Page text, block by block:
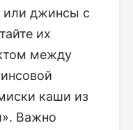
или джинсы с
их
между
каши из
Важно